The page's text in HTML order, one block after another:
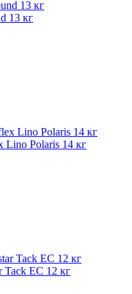
13 кг
Lino Polaris 14 кг
EC 12 кг